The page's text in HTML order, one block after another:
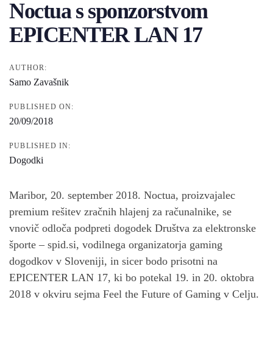
Noctua s sponzorstvom
EPICENTER LAN 17
AUTHOR:
Samo Zavašnik
PUBLISHED ON:
20/09/2018
PUBLISHED IN:
Dogodki
Maribor, 20. september 2018. Noctua, proizvajalec
premium rešitev zračnih hlajenj za računalnike, se
vnovič odloča podpreti dogodek Društva za elektronske
športe – spid.si, vodilnega organizatorja gaming
dogodkov v Sloveniji, in sicer bodo prisotni na
EPICENTER LAN 17, ki bo potekal 19. in 20. oktobra
2018 v okviru sejma Feel the Future of Gaming v Celju.